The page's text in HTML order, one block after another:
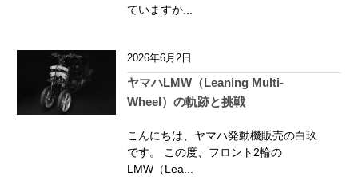
ていますか...
2026年6月2日
ヤマハLMW（Leaning Multi-
Wheel）の軌跡と挑戦
こんにちは、ヤマハ発動機販売の白玖
です。 この度、フロント2輪の
LMW（Lea...